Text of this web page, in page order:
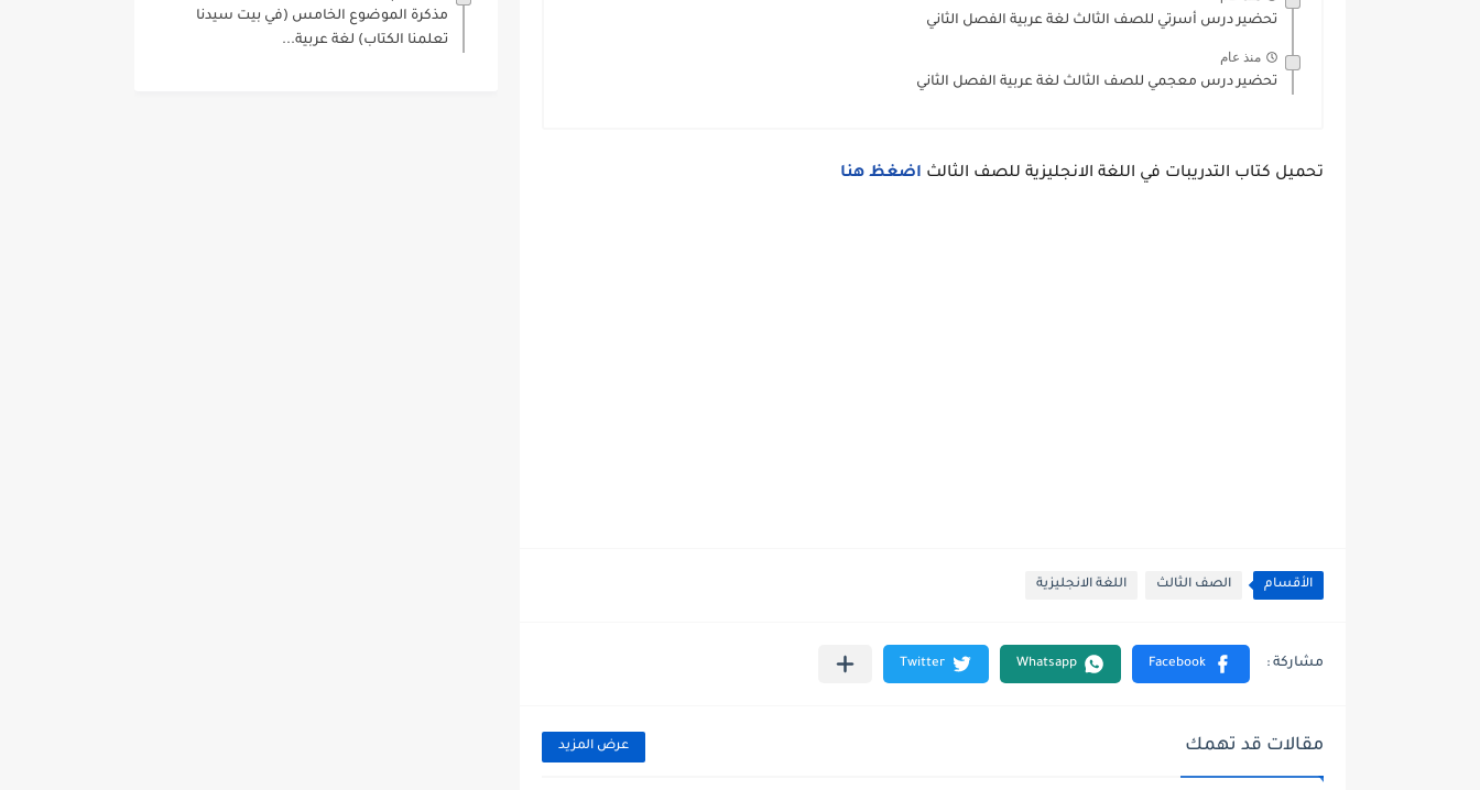
تحضير درس أسرتي للصف الثالث لغة عربية الفصل الثاني
منذ عام
تحضير درس معجمي للصف الثالث لغة عربية الفصل الثاني
تحميل كتاب التدريبات في اللغة الانجليزية للصف الثالث اضغظ هنا
الأقسام الصف الثالث اللغة الانجليزية
مقالات قد تهمك عرض المزيد
مذكرة الموضوع الخامس (في بيت سيدنا
تعلمنا الكتاب) لغة عربية...